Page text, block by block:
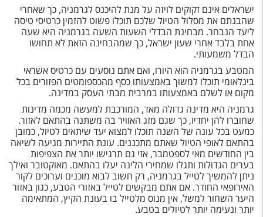
קרוז
מגזין אשת
שירות לקוחות
טופס צור קשר
תקנון
נגישות
עקבו אחרינו
ישראלים אינם זקוקים לויזה על מנת להיכנס לגרמניה, כך שאחרי
שהבנתם את מסלול הטיול שלכם תוכלו פשוט להזמין כרטיסי טיסה
ליעד הנבחר. מבחינת הבדלי השעות השעה בגרמניה היא שעה
אחת בלבד אחרי שעון ישראל, כך שמהבחינה הזאת לא תחושו
הבדל משמעותי.
המטבע בגרמניה הוא היורו, ואם אתם נוסעים עם כרטיס אשראי
בינלאומי תוכלו למשוך באמצעותו כסף מהכספומטים הפזורים בכל
מקום או לשלם באמצעותו במרבית מבתי העסק במדינה.
גרמניה היא מדינה גדולה מאד, המורכבת למעשה מכמה מדינות
שחוברו להן יחדיו, כך שגם מזג האוויר בה משתנה בהתאם לאזור.
כמעט בכל עונה של השנה תוכלו למצוא יעד שיתאים לטיול, כמובן
בהתאם לאופי הטיול שאתם מתכננים. עונת התיירות מגיעה לשיאה
בין החודשים מאי לספטמבר, אזי גם תרגישו יותר את הצפיפות
בערים הגדולות ותגלו שמחירי הלינה יעלו בהתאם. מאוקטובר ואילך
ניתן להמשיך לטייל בגרמניה, רק חשוב לבוא מוכנים וערוכים לקור
האירופאי החודר. אם אתם מבקשים לטייל באזורי הטבע, כגון באזור
היער השחור למשל, אין מנוס מלטייל בו בעונת הקיץ, המתאימה
יותר ונעימה יותר לטיולים בטבע.